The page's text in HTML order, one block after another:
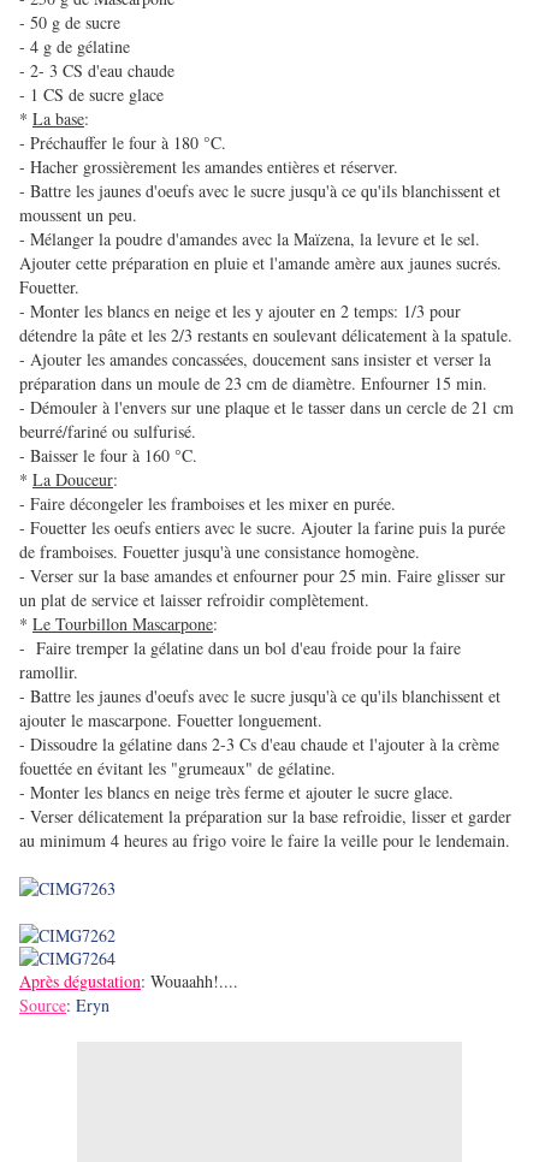
- 50 g de sucre
- 4 g de gélatine
- 2- 3 CS d'eau chaude
- 1 CS de sucre glace
* La base:
- Préchauffer le four à 180 °C.
- Hacher grossièrement les amandes entières et réserver.
- Battre les jaunes d'oeufs avec le sucre jusqu'à ce qu'ils blanchissent et
moussent un peu.
- Mélanger la poudre d'amandes avec la Maïzena, la levure et le sel.
Ajouter cette préparation en pluie et l'amande amère aux jaunes sucrés.
Fouetter.
- Monter les blancs en neige et les y ajouter en 2 temps: 1/3 pour
détendre la pâte et les 2/3 restants en soulevant délicatement à la spatule.
- Ajouter les amandes concassées, doucement sans insister et verser la
préparation dans un moule de 23 cm de diamètre. Enfourner 15 min.
- Démouler à l'envers sur une plaque et le tasser dans un cercle de 21 cm
beurré/fariné ou sulfurisé.
- Baisser le four à 160 °C.
* La Douceur:
- Faire décongeler les framboises et les mixer en purée.
- Fouetter les oeufs entiers avec le sucre. Ajouter la farine puis la purée
de framboises. Fouetter jusqu'à une consistance homogène.
- Verser sur la base amandes et enfourner pour 25 min. Faire glisser sur
un plat de service et laisser refroidir complètement.
* Le Tourbillon Mascarpone:
- Faire tremper la gélatine dans un bol d'eau froide pour la faire
ramollir.
- Battre les jaunes d'oeufs avec le sucre jusqu'à ce qu'ils blanchissent et
ajouter le mascarpone. Fouetter longuement.
- Dissoudre la gélatine dans 2-3 Cs d'eau chaude et l'ajouter à la crème
fouettée en évitant les "grumeaux" de gélatine.
- Monter les blancs en neige très ferme et ajouter le sucre glace.
- Verser délicatement la préparation sur la base refroidie, lisser et garder
au minimum 4 heures au frigo voire le faire la veille pour le lendemain.
Après dégustation: Wouaahh!....
Source: Eryn